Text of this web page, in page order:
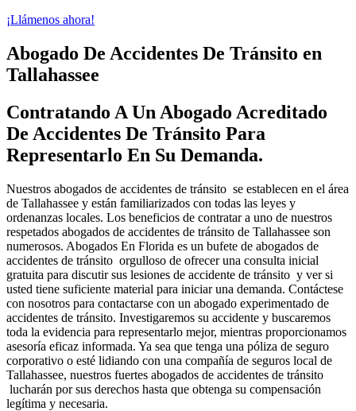
¡Llámenos ahora!
Abogado De Accidentes De Tránsito en
Tallahassee
Contratando A Un Abogado Acreditado
De Accidentes De Tránsito Para
Representarlo En Su Demanda.
Nuestros abogados de accidentes de tránsito se establecen en el área
de Tallahassee y están familiarizados con todas las leyes y
ordenanzas locales. Los beneficios de contratar a uno de nuestros
respetados abogados de accidentes de tránsito de Tallahassee son
numerosos. Abogados En Florida es un bufete de abogados de
accidentes de tránsito orgulloso de ofrecer una consulta inicial
gratuita para discutir sus lesiones de accidente de tránsito y ver si
usted tiene suficiente material para iniciar una demanda. Contáctese
con nosotros para contactarse con un abogado experimentado de
accidentes de tránsito. Investigaremos su accidente y buscaremos
toda la evidencia para representarlo mejor, mientras proporcionamos
asesoría eficaz informada. Ya sea que tenga una póliza de seguro
corporativo o esté lidiando con una compañía de seguros local de
Tallahassee, nuestros fuertes abogados de accidentes de tránsito
lucharán por sus derechos hasta que obtenga su compensación
legítima y necesaria.